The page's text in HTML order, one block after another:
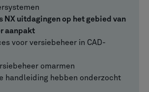
NX uitdagingen op het gebied van
aanpakt
voor versiebeheer in CAD-
omarmen
handleiding hebben onderzocht